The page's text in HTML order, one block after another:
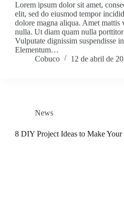
Lorem ipsum dolor sit amet,
elit, sed do eiusmod tempor
dolore magna aliqua. Amet mattis
nulla. Ut diam quam nulla porttitor
Vulputate dignissim suspendisse
Elementum…
Cobuco
12 de abril de
News
8 DIY Project Ideas to Make Your